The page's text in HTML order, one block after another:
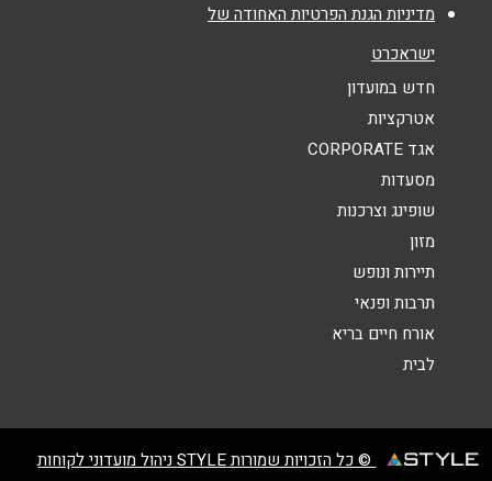
אנא חזרו אלי בקשר ל...
מדיניות הגנת הפרטיות האחודה של
ישראכרט
חדש במועדון
אטרקציות
אגד CORPORATE
מסעדות
שופינג וצרכנות
מזון
תיירות ונופש
תרבות ופנאי
אורח חיים בריא
לבית
© כל הזכויות שמורות STYLE ניהול מועדוני לקוחות